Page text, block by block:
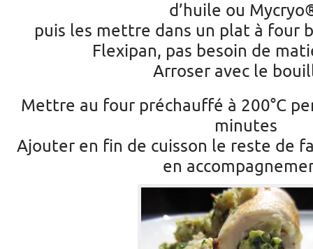
d’huile ou
puis les mettre dans un plat à four
Flexipan, pas besoin de
Arroser avec le
Mettre au four préchauffé à 200°C
minutes
Ajouter en fin de cuisson le reste de
en